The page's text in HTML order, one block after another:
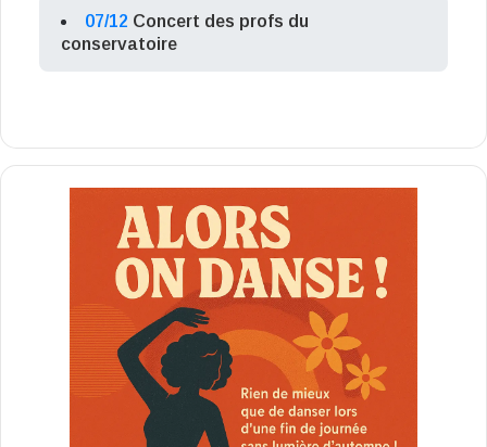
07/12 Concert des profs du
conservatoire